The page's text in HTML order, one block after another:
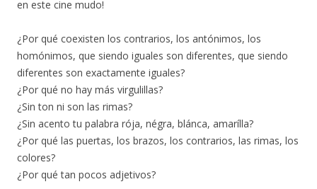
en este cine mudo!
¿Por qué coexisten los contrarios, los antónimos, los
homónimos, que siendo iguales son diferentes, que siendo
diferentes son exactamente iguales?
¿Por qué no hay más virgulillas?
¿Sin ton ni son las rimas?
¿Sin acento tu palabra rója, négra, blánca, amarílla?
¿Por qué las puertas, los brazos, los contrarios, las rimas, los
colores?
¿Por qué tan pocos adjetivos?